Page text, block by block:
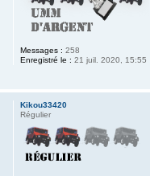
Messages : 258
Enregistré le : 21 juil. 2020, 15:55
Kikou33420
Régulier